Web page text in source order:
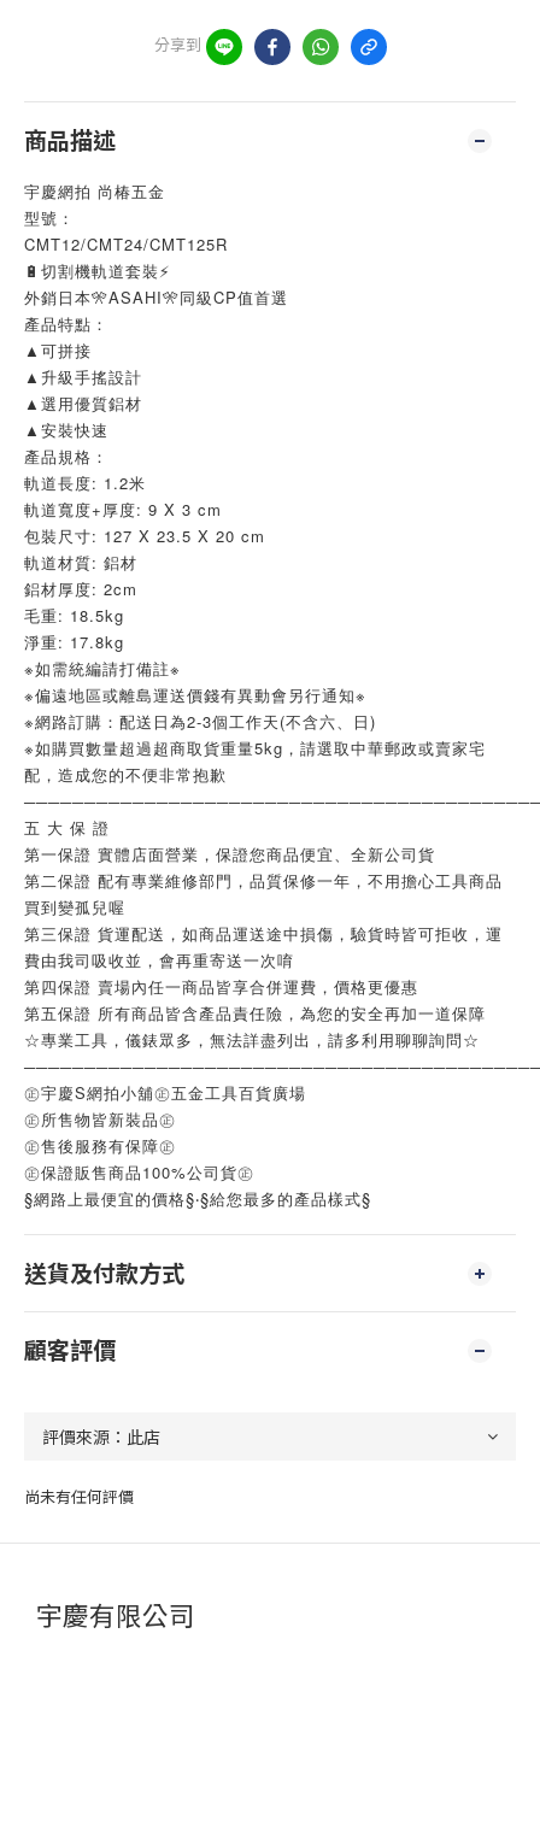
分享到
商品描述
宇慶網拍 尚椿五金
型號：
CMT12/CMT24/CMT125R
🔋切割機軌道套裝⚡
外銷日本🎌ASAHI🎌同級CP值首選
產品特點：
▲可拼接
▲升級手搖設計
▲選用優質鋁材
▲安裝快速
產品規格：
軌道長度: 1.2米
軌道寬度+厚度: 9 X 3 cm
包裝尺寸: 127 X 23.5 X 20 cm
軌道材質: 鋁材
鋁材厚度: 2cm
毛重: 18.5kg
淨重: 17.8kg
※如需統編請打備註※
※偏遠地區或離島運送價錢有異動會另行通知※
※網路訂購：配送日為2-3個工作天(不含六、日)
※如購買數量超過超商取貨重量5kg，請選取中華郵政或賣家宅
配，造成您的不便非常抱歉
五 大 保 證
第一保證 實體店面營業，保證您商品便宜、全新公司貨
第二保證 配有專業維修部門，品質保修一年，不用擔心工具商品
買到變孤兒喔
第三保證 貨運配送，如商品運送途中損傷，驗貨時皆可拒收，運
費由我司吸收並，會再重寄送一次唷
第四保證 賣場內任一商品皆享合併運費，價格更優惠
第五保證 所有商品皆含產品責任險，為您的安全再加一道保障
☆專業工具，儀錶眾多，無法詳盡列出，請多利用聊聊詢問☆
㊣宇慶S網拍小舖㊣五金工具百貨廣場
㊣所售物皆新裝品㊣
㊣售後服務有保障㊣
㊣保證販售商品100%公司貨㊣
§網路上最便宜的價格§‧§給您最多的產品樣式§
送貨及付款方式
顧客評價
尚未有任何評價
宇慶有限公司